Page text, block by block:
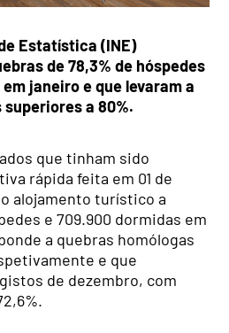
Estatística (INE)
de 78,3% de hóspedes
janeiro e que levaram a
a 80%.
que tinham sido
rápida feita em 01 de
alojamento turístico a
e 709.900 dormidas em
a quebras homólogas
e que
de dezembro, com